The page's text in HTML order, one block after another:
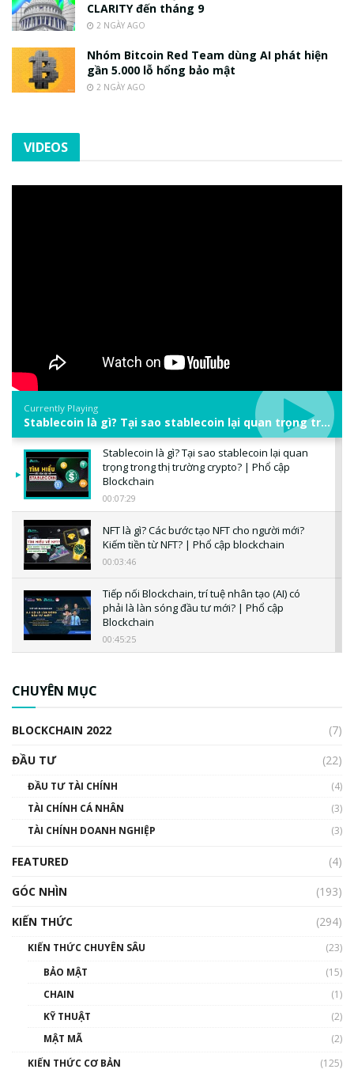
CLARITY đến tháng 9
2 NGÀY AGO
Nhóm Bitcoin Red Team dùng AI phát hiện
gần 5.000 lỗ hổng bảo mật
2 NGÀY AGO
VIDEOS
Currently Playing
Stablecoin là gì? Tại sao stablecoin lại quan trọng trong thị trường crypto? | Phổ cập Blockchain
Stablecoin là gì? Tại sao stablecoin lại quan
trọng trong thị trường crypto? | Phổ cập
Blockchain
00:07:29
NFT là gì? Các bước tạo NFT cho người mới?
Kiếm tiền từ NFT? | Phổ cập blockchain
00:03:46
Tiếp nối Blockchain, trí tuệ nhân tạo (AI) có
phải là làn sóng đầu tư mới? | Phổ cập
Blockchain
00:45:25
00:02:14
Nhìn lại năm 2022: Những sự kiện ảnh hưởng
đến hệ sinh thái tiền mã hoá | Phổ cập
00:43:47
CHUYÊN MỤC
BLOCKCHAIN 2022
(7)
ĐẦU TƯ
(22)
ĐẦU TƯ TÀI CHÍNH
(4)
TÀI CHÍNH CÁ NHÂN
(3)
TÀI CHÍNH DOANH NGHIỆP
(3)
FEATURED
(4)
GÓC NHÌN
(193)
KIẾN THỨC
(294)
KIẾN THỨC CHUYÊN SÂU
(23)
BẢO MẬT
(15)
CHAIN
(1)
KỸ THUẬT
(2)
MẬT MÃ
(2)
KIẾN THỨC CƠ BẢN
(125)